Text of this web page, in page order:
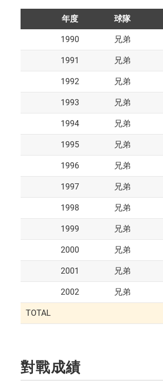
年度 球隊
1990 兄弟
1991 兄弟
1992 兄弟
1993 兄弟
1994 兄弟
1995 兄弟
1996 兄弟
1997 兄弟
1998 兄弟
1999 兄弟
2000 兄弟
2001 兄弟
2002 兄弟
TOTAL
對戰成績